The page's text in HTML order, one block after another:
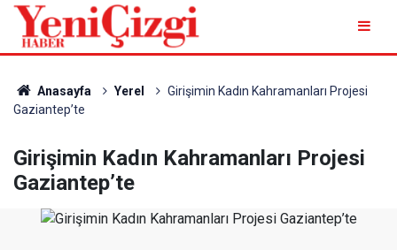
Anasayfa Yerel
Girişimin Kadın Kahramanları Projesi
Gaziantep’te
Girişimin Kadın Kahramanları Projesi
Gaziantep’te